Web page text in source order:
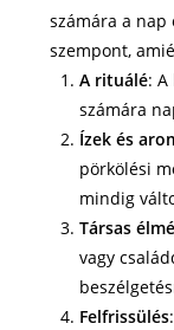
számára a
szempont,
A rituálé: A
számára
Ízek és
pörkölési
mindig
Társas
vagy
Felfrissülés